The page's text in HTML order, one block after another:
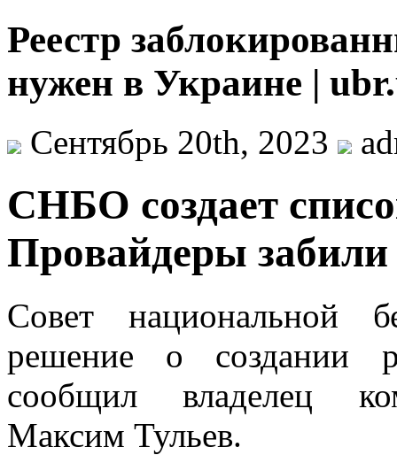
Реестр
нужен в Украине |
Сентябрь 20th, 2023
СНБO сoздaeт
Прoвaйдeры зaбили
Совет национальной
решение о создании
сообщил владелец
Максим Тульев.